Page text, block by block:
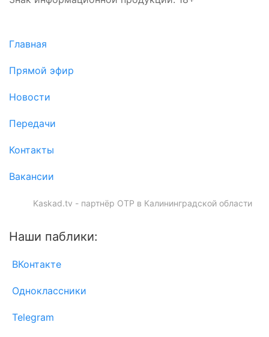
Главная
Прямой эфир
Новости
Передачи
Контакты
Вакансии
Kaskad.tv - партнёр ОТР в Калининградской области
Наши паблики:
ВКонтакте
Одноклассники
Telegram